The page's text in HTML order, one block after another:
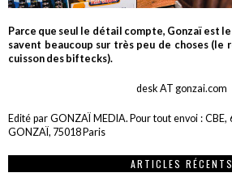
Parce que seul le détail compte, Gonzaï est
savent beaucoup sur très peu de choses (le
cuisson des biftecks).
desk AT gonzai.com
Edité par GONZAÏ MEDIA. Pour tout envoi :
GONZAÏ, 75018 Paris
ARTICLES RÉCENTS